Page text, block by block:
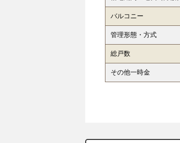
バルコニー
管理形態・方式
総戸数
その他一時金